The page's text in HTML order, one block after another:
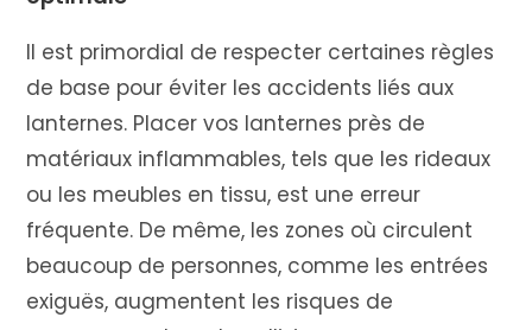
Il est primordial de respecter certaines règles
de base pour éviter les accidents liés aux
lanternes. Placer vos lanternes près de
matériaux inflammables, tels que les rideaux
ou les meubles en tissu, est une erreur
fréquente. De même, les zones où circulent
beaucoup de personnes, comme les entrées
exiguës, augmentent les risques de